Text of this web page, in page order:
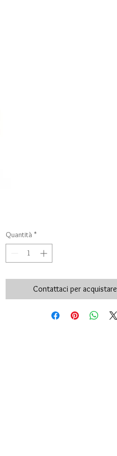
Quantità *
Contattaci per acquistare